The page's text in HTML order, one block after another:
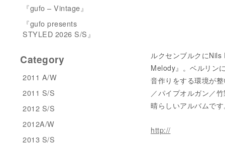
ルクセンブルクに
Melody』。ベルリン
音作りをする環境が
／パイプオルガン／
晴らしいアルバムで
http://
『gufo – Vintage』
『gufo presents
STYLED 2026 S/S』
Category
2011 A/W
2011 S/S
2012 S/S
2012A/W
2013 S/S